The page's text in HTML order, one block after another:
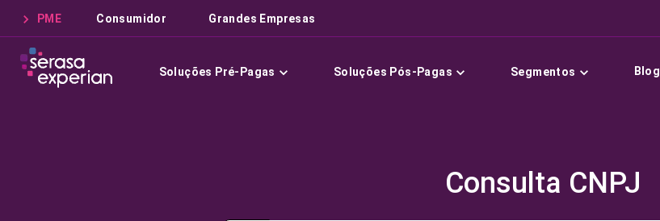
PME Consumidor Grandes Empresas
Soluções Pré-Pagas Soluções Pós-Pagas Segmentos Blog
Consulta CNPJ